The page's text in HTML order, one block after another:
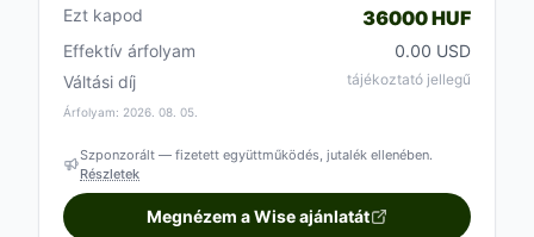
Ezt kapod
36000 HUF
Effektív árfolyam
0.00 USD
Váltási díj
tájékoztató jellegű
Árfolyam: 2026. 08. 05.
Szponzorált — fizetett együttműködés, jutalék ellenében.
Részletek
Megnézem a Wise ajánlatát